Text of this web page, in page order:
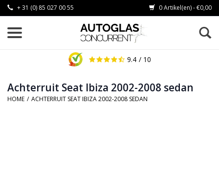
+ 31 (0) 85 027 00 55 0 Artikel(en) - €0,00
9.4 / 10
Achterruit Seat Ibiza 2002-2008 sedan
HOME / ACHTERRUIT SEAT IBIZA 2002-2008 SEDAN